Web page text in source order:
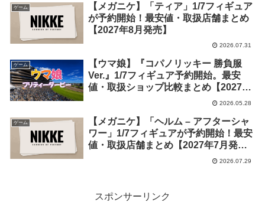
ゲーム
【メガニケ】「ティア」1/7フィギュア
が予約開始！最安値・取扱店舗まとめ
【2027年8月発売】
2026.07.31
ゲーム
【ウマ娘】『コパノリッキー 勝負服
Ver.』1/7フィギュア予約開始。最安
値・取扱ショップ比較まとめ【2027年
2026.05.28
ゲーム
【メガニケ】「ヘルム – アフターシャ
ワー」1/7フィギュアが予約開始！最安
値・取扱店舗まとめ【2027年7月発
2026.07.29
スポンサーリンク